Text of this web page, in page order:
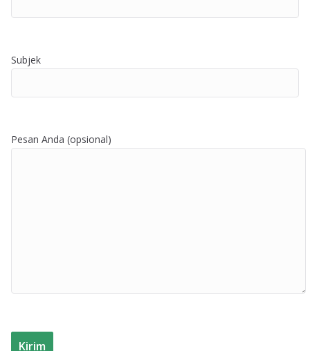
Subjek
Pesan Anda (opsional)